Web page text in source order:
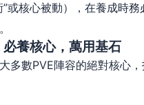
”或核心被動），在養成時務
養核心，萬用基石
多數PVE陣容的絕對核心